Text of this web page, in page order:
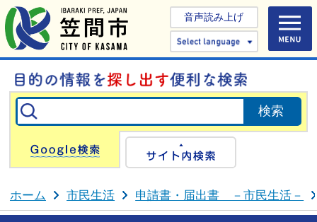
音声読み上げ
Select
Google検索
ホーム 市民生活 申請書・届出書 －市民生活－